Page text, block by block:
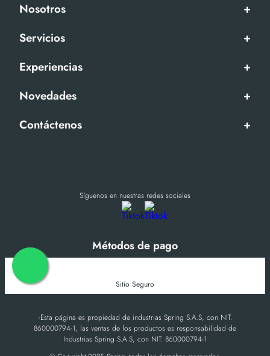
Nosotros
+
Servicios
+
Experiencias
+
Novedades
+
Contáctenos
+
Síguenos en nuestras redes sociales
Métodos de pago
Sitio Seguro
-Esta página es propiedad de industrias Spring S.A.S, con NIT.
860000794-1, las ventas de los productos es responsabilidad de
Industrias Spring S.A.S, con NIT. 860000794-1